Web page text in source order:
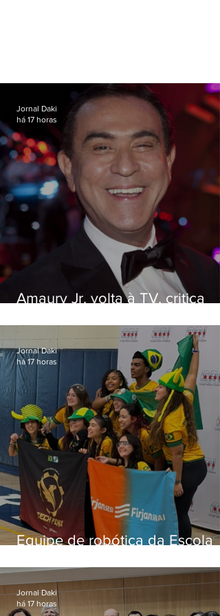
Amaury Jr. volta à TV, critica
viraram colunistas de si
Jornal Daki
há 17 horas
Equipe de robótica da Escola
prêmio internacional nos EUA
Jornal Daki
há 17 horas
Jornal Daki
há 17 horas